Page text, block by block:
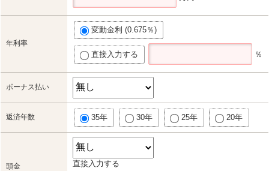
年利率
変動金利 (0.675％)
直接入力する ％
ボーナス払い
返済年数 35年 30年 25年 20年
頭金 直接入力する